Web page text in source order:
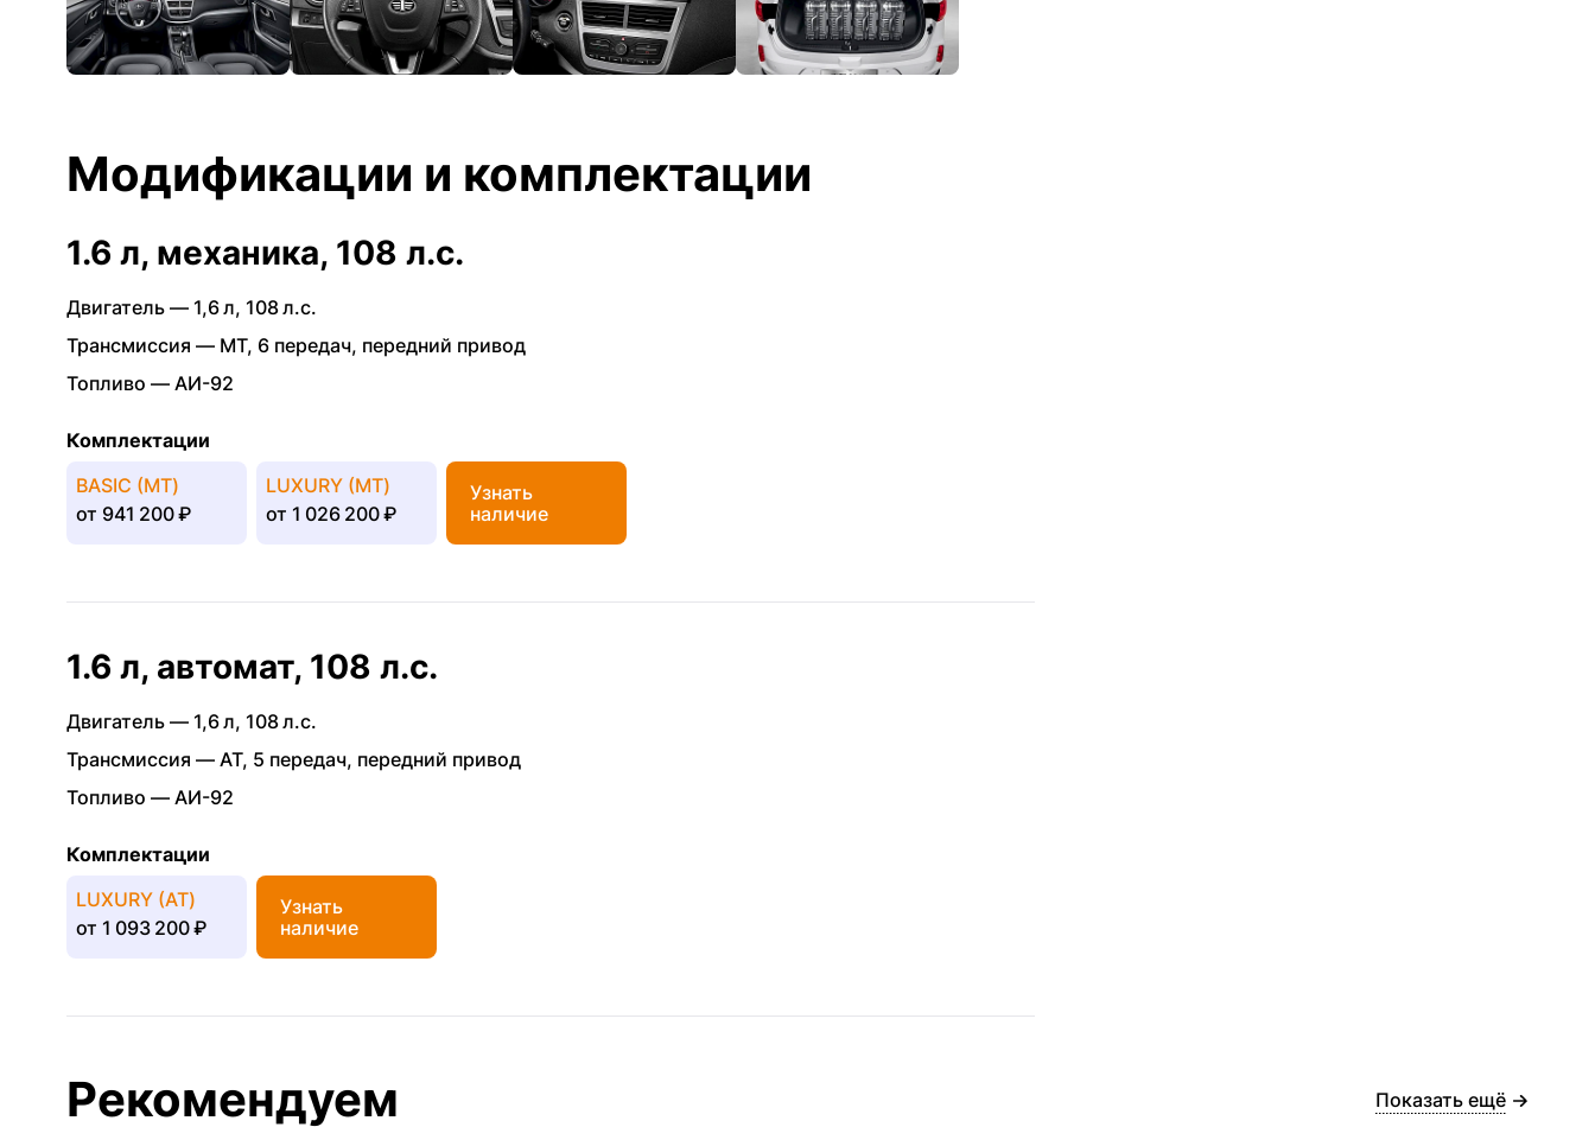
Модификации и комплектации
1.6 л, механика, 108 л.с.
Двигатель — 1,6 л, 108 л.с.
Трансмиссия — MT, 6 передач, передний привод
Топливо — АИ-92
Комплектации
BASIC (МТ)
от 941 200 ₽
LUXURY (МТ)
от 1 026 200 ₽
Узнать
наличие
1.6 л, автомат, 108 л.с.
Двигатель — 1,6 л, 108 л.с.
Трансмиссия — AT, 5 передач, передний привод
Топливо — АИ-92
Комплектации
LUXURY (АТ)
от 1 093 200 ₽
Узнать
наличие
Рекомендуем Показать ещё